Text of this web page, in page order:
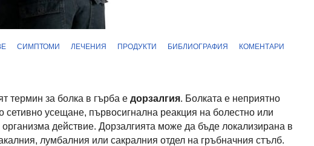
СИМПТОМИ ЛЕЧЕНИЯ ПРОДУКТИ БИБЛИОГРАФИЯ КОМЕНТАРИ
термин за болка в гърба е дорзалгия. Болката е неприятно
сетивно усещане, първосигнална реакция на болестно или
действие. Дорзалгията може да бъде локализирана в
лумбалния или сакралния отдел на гръбначния стълб.